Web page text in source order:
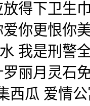
得下卫生
你更恨你
我是刑警
丽月灵石
西瓜 爱情